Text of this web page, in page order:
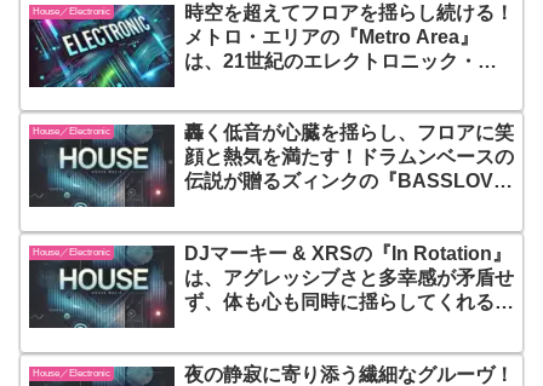
House／Electronic
時空を超えてフロアを揺らし続ける！
メトロ・エリアの『Metro Area』
は、21世紀のエレクトロニック・デ
House／Electronic
轟く低音が心臓を揺らし、フロアに笑
顔と熱気を満たす！ドラムンベースの
伝説が贈るズィンクの『BASSLOVE
は、ジャンルの垣根を超えた“ベース
愛”のフルコース
House／Electronic
DJマーキー & XRSの『In Rotation』
は、アグレッシブさと多幸感が矛盾せ
ず、体も心も同時に揺らしてくれる！
して常にグルーヴィ。D’n’Bが持つ未
来性とポップネスの黄金比を刻み込ん
House／Electronic
夜の静寂に寄り添う繊細なグルーヴ！